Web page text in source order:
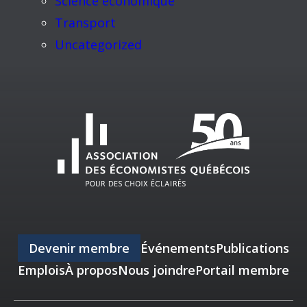
Transport
Uncategorized
Devenir membre ÉvénementsPublications
EmploisÀ proposNous joindrePortail membre